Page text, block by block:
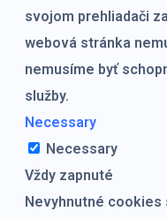
svojom prehliadači
webová stránka
nemusíme byť
služby.
Necessary
Necessary
Vždy zapnuté
Nevyhnutné